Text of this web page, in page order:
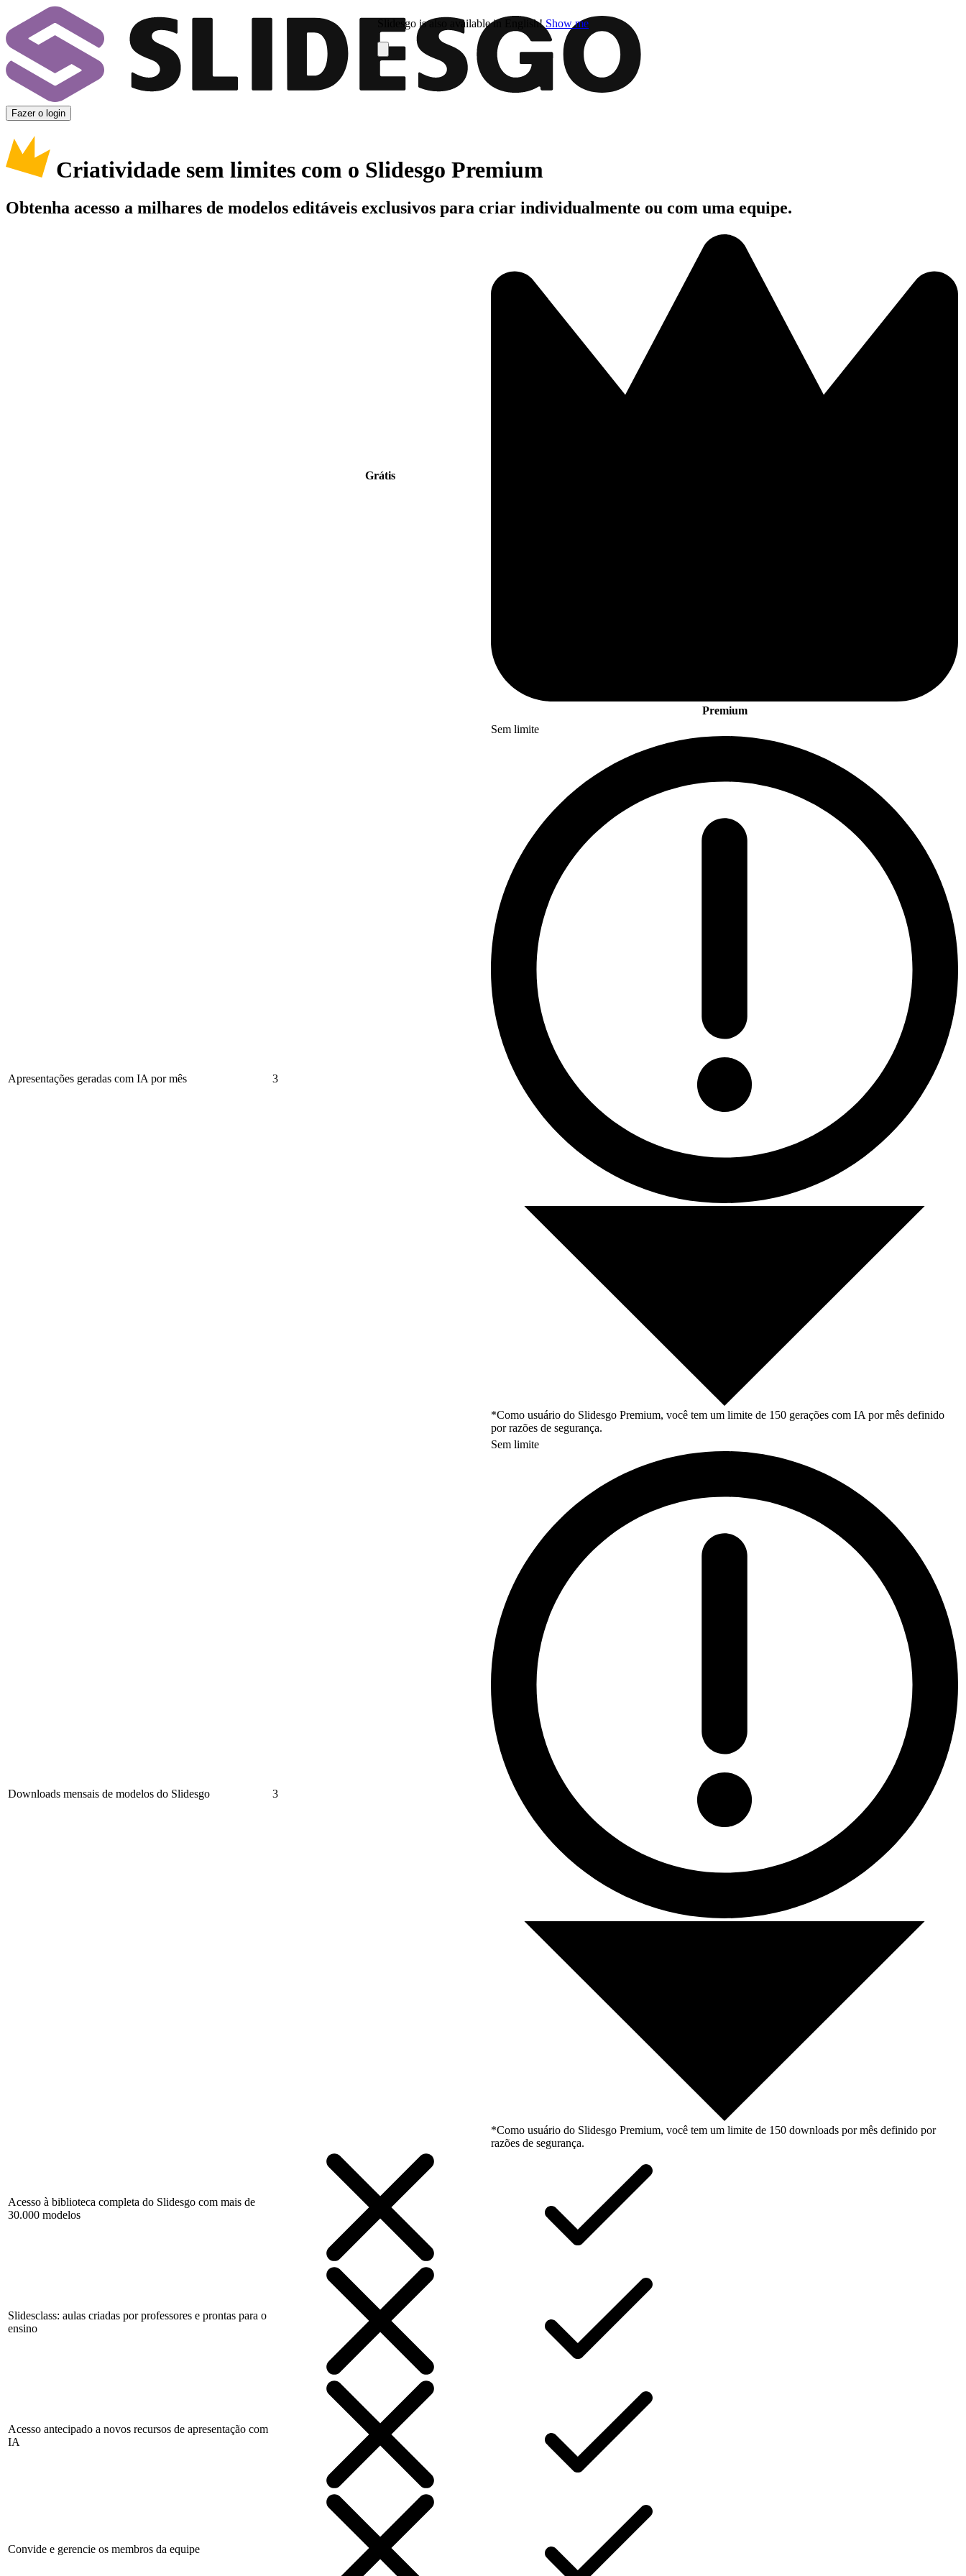
Slidesgo is also available in English! Show me
Fazer o login
Criatividade sem limites com o Slidesgo Premium
Obtenha acesso a milhares de modelos editáveis exclusivos para criar individualmente ou com uma equipe.
Grátis
Premium
Apresentações geradas com IA por mês 3
Sem limite
*Como usuário do Slidesgo Premium, você tem um limite de 150 gerações com IA por mês definido
por razões de segurança.
Downloads mensais de modelos do Slidesgo 3
Sem limite
*Como usuário do Slidesgo Premium, você tem um limite de 150 downloads por mês definido por
razões de segurança.
Acesso à biblioteca completa do Slidesgo com mais de
30.000 modelos
Slidesclass: aulas criadas por professores e prontas para o
ensino
Acesso antecipado a novos recursos de apresentação com
IA
Convide e gerencie os membros da equipe